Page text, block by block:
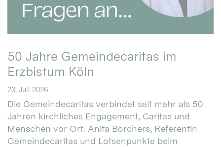
50 Jahre Gemeindecaritas im
Erzbistum Köln
23. Juli 2026
Die Gemeindecaritas verbindet seit mehr als 50
Jahren kirchliches Engagement, Caritas und
Menschen vor Ort. Anita Borchers, Referentin
Gemeindecaritas und Lotsenpunkte beim